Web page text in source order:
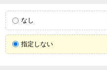
なし
指定しない